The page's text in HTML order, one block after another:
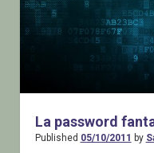
La password
Published 05/10/2011 by